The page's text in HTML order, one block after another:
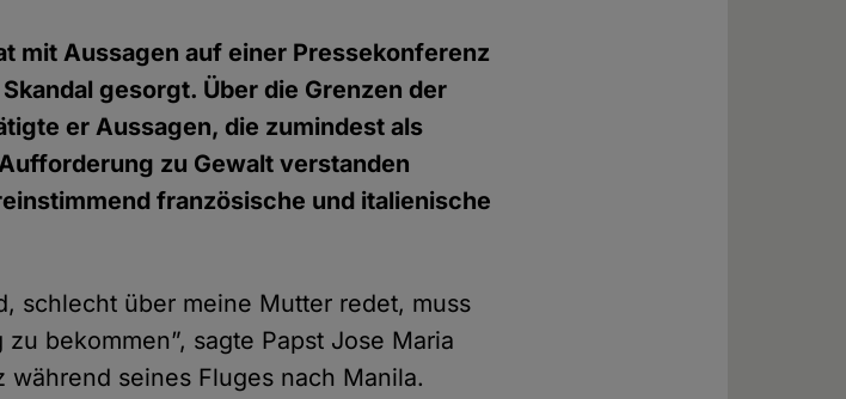
mit Aussagen auf einer Pressekonferenz
gesorgt. Über die Grenzen der
er Aussagen, die zumindest als
zu Gewalt verstanden
französische und italienische
schlecht über meine Mutter redet, muss
bekommen”, sagte Papst Jose Maria
seines Fluges nach Manila.